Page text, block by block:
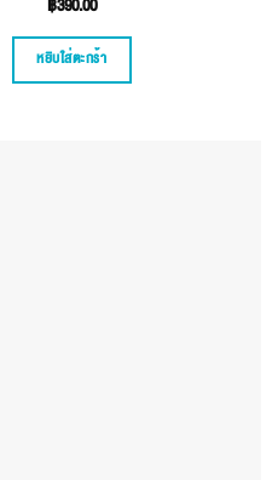
฿390.00
หยิบใส่ตะกร้า